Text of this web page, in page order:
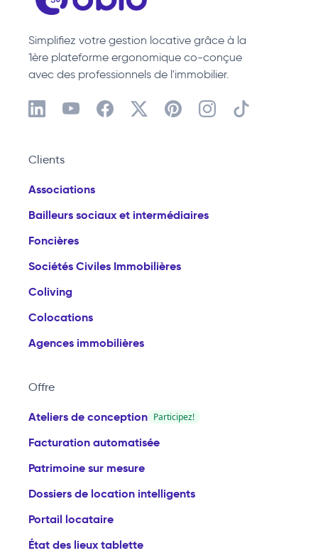
Simplifiez votre gestion locative grâce à la
1ère plateforme ergonomique co-conçue
avec des professionnels de l'immobilier.
Clients
Associations
Bailleurs sociaux et intermédiaires
Foncières
Sociétés Civiles Immobilières
Coliving
Colocations
Agences immobilières
Offre
Ateliers de conception Participez!
Facturation automatisée
Patrimoine sur mesure
Dossiers de location intelligents
Portail locataire
État des lieux tablette